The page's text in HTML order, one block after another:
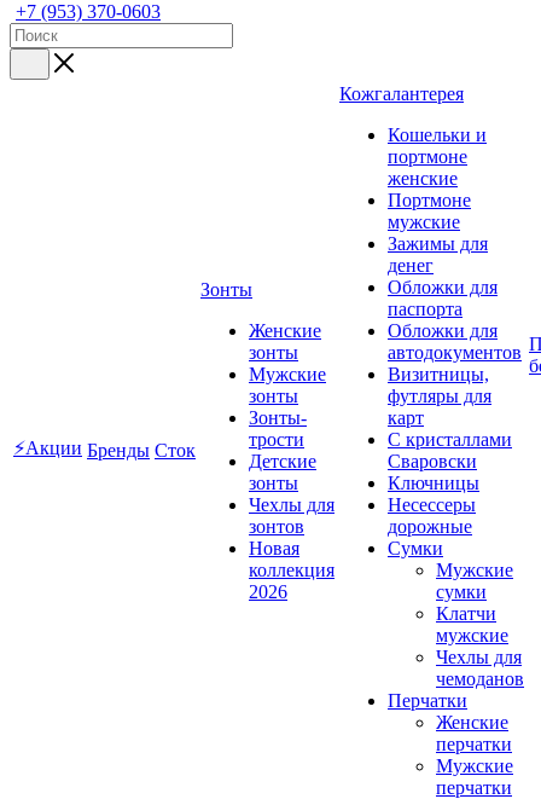
+7 (953) 370-0603
⚡Акции Бренды Сток
Зонты
Женские
зонты
Мужские
зонты
Зонты-
трости
Детские
зонты
Чехлы для
зонтов
Новая
коллекция
2026
Кожгалантерея
Кошельки и
портмоне
женские
Портмоне
мужские
Зажимы для
денег
Обложки для
паспорта
Обложки для
автодокументов
Визитницы,
футляры для
карт
C кристаллами
Сваровски
Ключницы
Несессеры
дорожные
Сумки
Мужские
сумки
Клатчи
мужские
Чехлы для
чемоданов
Перчатки
Женские
перчатки
Мужские
перчатки